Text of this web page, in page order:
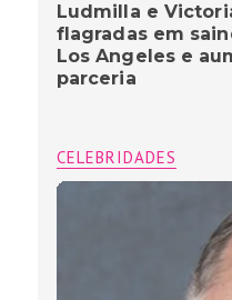
Ludmilla e
flagradas em
Los Angeles e
parceria
CELEBRIDADES